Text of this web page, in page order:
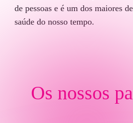
de pessoas e é um dos maiores
saúde do nosso tempo.
Os nossos